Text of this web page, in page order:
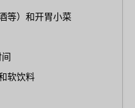
等）和开胃小菜
软饮料